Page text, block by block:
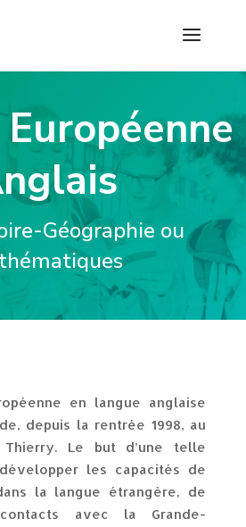
Géographie ou
en langue anglaise
depuis la rentrée 1998, au
Le but d’une telle
les capacités de
la langue étrangère, de
avec la Grande-